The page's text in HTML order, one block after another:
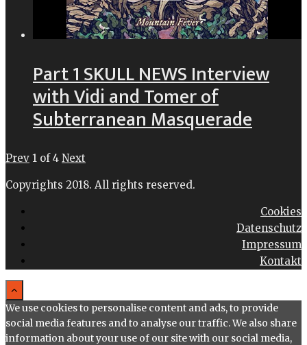
Part 1 SKULL NEWS Interview
with Vidi and Tomer of
Subterranean Masquerade
Prev 1 of 4 Next
Copyrights 2018. All rights reserved.
Cookies
Datenschutz
Impressum
Kontakt
We use cookies to personalise content and ads, to provide
social media features and to analyse our traffic. We also share
information about your use of our site with our social media,